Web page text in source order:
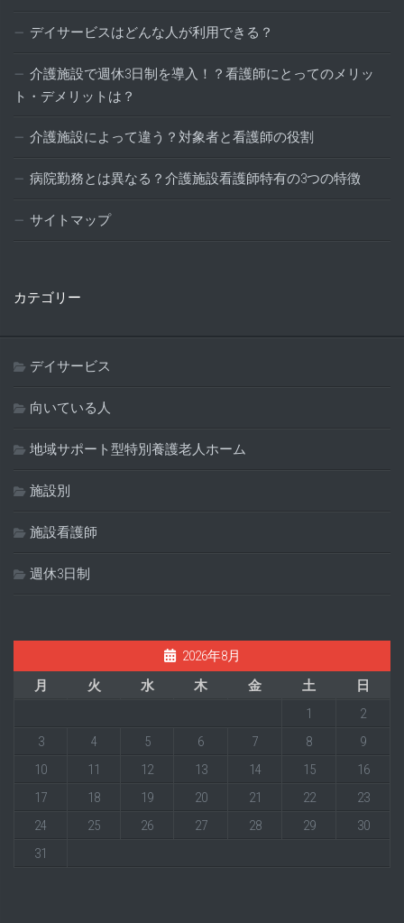
デイサービスはどんな人が利用できる？
介護施設で週休3日制を導入！？看護師にとってのメリッ
ト・デメリットは？
介護施設によって違う？対象者と看護師の役割
病院勤務とは異なる？介護施設看護師特有の3つの特徴
サイトマップ
カテゴリー
デイサービス
向いている人
地域サポート型特別養護老人ホーム
施設別
施設看護師
週休3日制
2026年8月
月
火 水 木 金 土
日
1
2
3
4 5 6 7 8
9
10
11 12 13 14 15
16
17
18 19 20 21 22
23
24
25 26 27 28 29
30
31